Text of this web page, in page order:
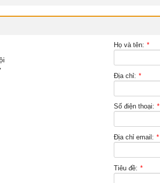
Họ và tên: *
Địa chỉ: *
Số điện thoại: *
Địa chỉ email: *
Tiêu đề: *